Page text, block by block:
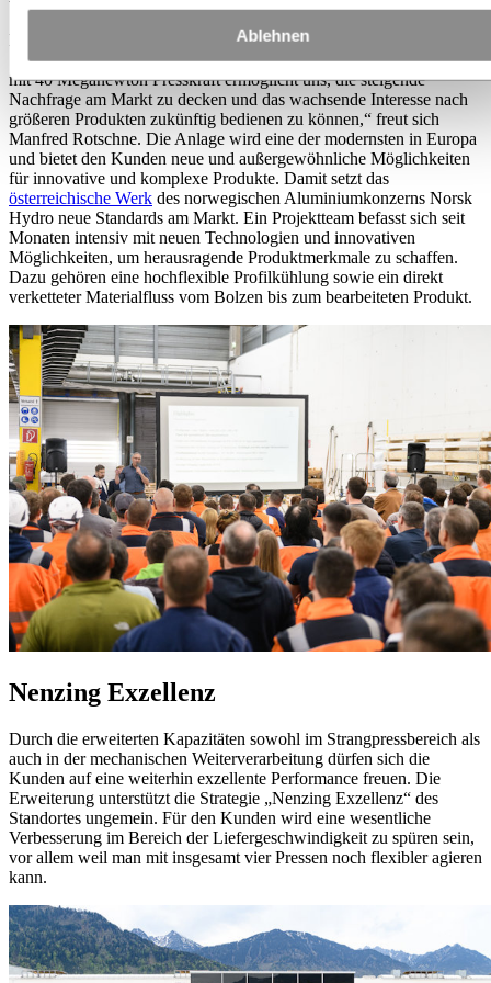
Ablehnen
Mit dem Bau einer zusätzlichen Presse erweitert das Werk die
Strangpress-Kapazitäten um etwa 30%. „Die neue 10 Zoll Presse
mit 40 Meganewton Presskraft ermöglicht uns, die steigende
Nachfrage am Markt zu decken und das wachsende Interesse nach
größeren Produkten zukünftig bedienen zu können,“ freut sich
Manfred Rotschne. Die Anlage wird eine der modernsten in Europa
und bietet den Kunden neue und außergewöhnliche Möglichkeiten
für innovative und komplexe Produkte. Damit setzt das
österreichische Werk des norwegischen Aluminiumkonzerns Norsk
Hydro neue Standards am Markt. Ein Projektteam befasst sich seit
Monaten intensiv mit neuen Technologien und innovativen
Möglichkeiten, um herausragende Produktmerkmale zu schaffen.
Dazu gehören eine hochflexible Profilkühlung sowie ein direkt
verketteter Materialfluss vom Bolzen bis zum bearbeiteten Produkt.
Nenzing Exzellenz
Durch die erweiterten Kapazitäten sowohl im Strangpressbereich als
auch in der mechanischen Weiterverarbeitung dürfen sich die
Kunden auf eine weiterhin exzellente Performance freuen. Die
Erweiterung unterstützt die Strategie „Nenzing Exzellenz“ des
Standortes ungemein. Für den Kunden wird eine wesentliche
Verbesserung im Bereich der Liefergeschwindigkeit zu spüren sein,
vor allem weil man mit insgesamt vier Pressen noch flexibler agieren
kann.